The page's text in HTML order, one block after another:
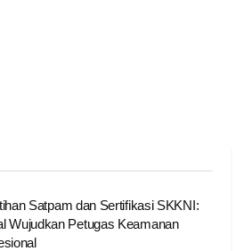
Satpam dan Sertifikasi SKKNI:
Wujudkan Petugas Keamanan